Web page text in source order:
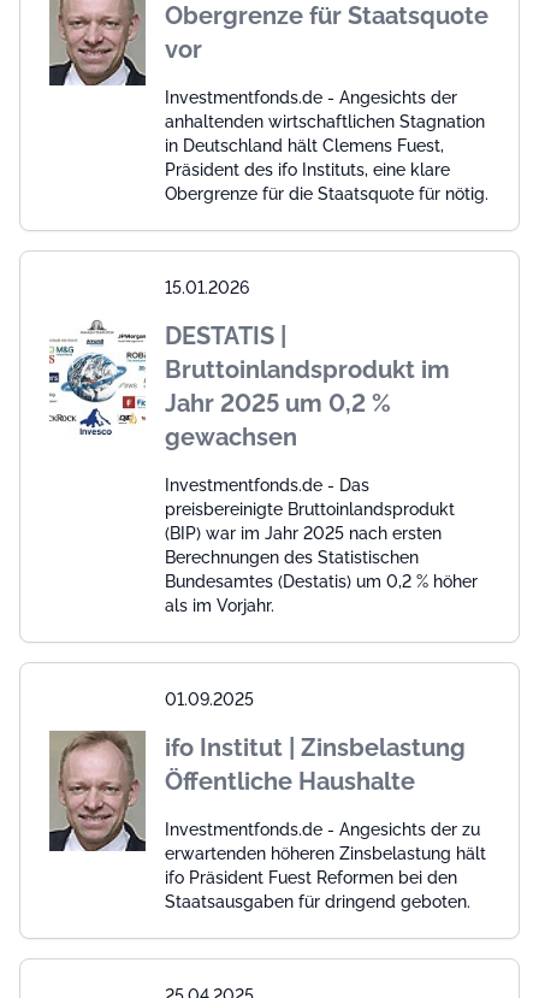
Obergrenze für Staatsquote
vor
Investmentfonds.de - Angesichts der
anhaltenden wirtschaftlichen Stagnation
in Deutschland hält Clemens Fuest,
Präsident des ifo Instituts, eine klare
Obergrenze für die Staatsquote für nötig.
15.01.2026
DESTATIS |
Bruttoinlandsprodukt im
Jahr 2025 um 0,2 %
gewachsen
Investmentfonds.de - Das
preisbereinigte Bruttoinlandsprodukt
(BIP) war im Jahr 2025 nach ersten
Berechnungen des Statistischen
Bundesamtes (Destatis) um 0,2 % höher
als im Vorjahr.
01.09.2025
ifo Institut | Zinsbelastung
Öffentliche Haushalte
Investmentfonds.de - Angesichts der zu
erwartenden höheren Zinsbelastung hält
ifo Präsident Fuest Reformen bei den
Staatsausgaben für dringend geboten.